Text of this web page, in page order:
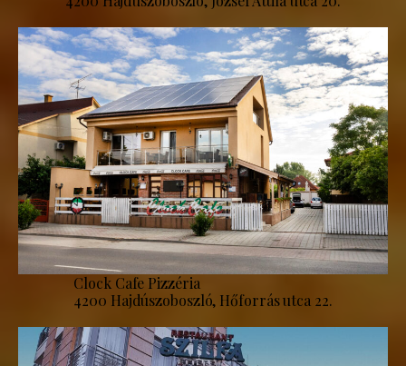
Clock Cafe Pizzéria
4200 Hajdúszoboszló, Hőforrás utca 22.